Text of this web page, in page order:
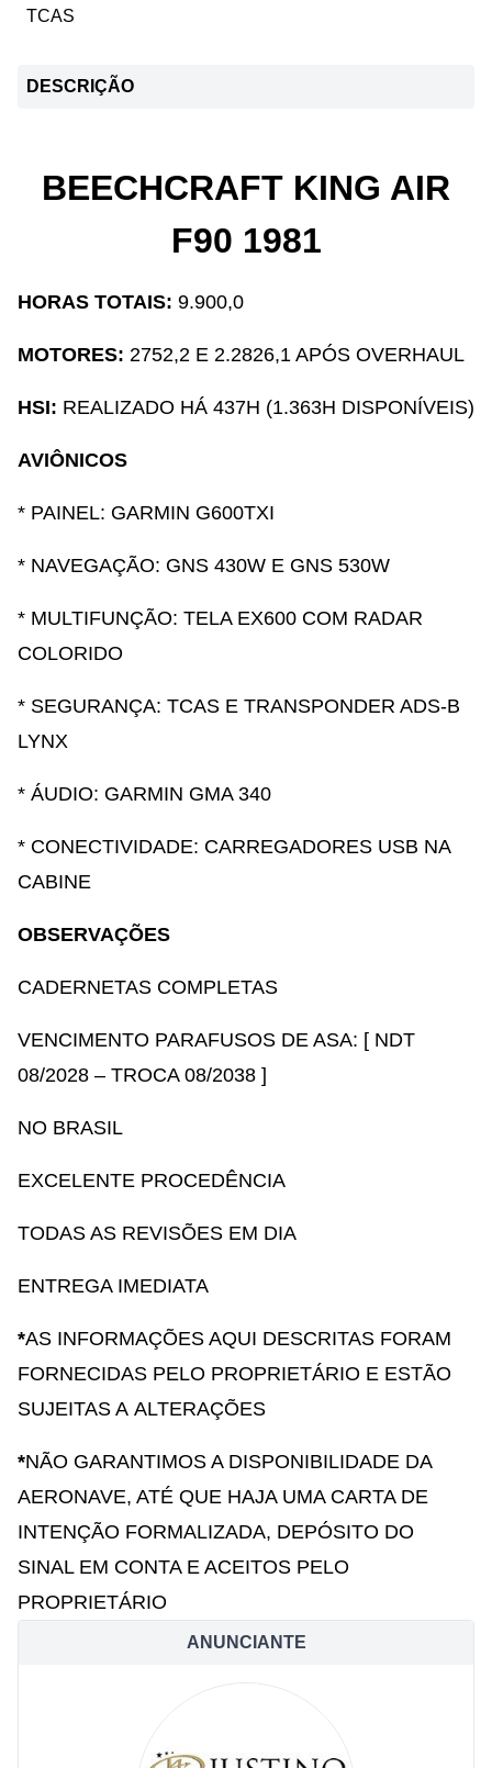
TCAS
DESCRIÇÃO
BEECHCRAFT KING AIR
F90 1981
HORAS TOTAIS: 9.900,0
MOTORES: 2752,2 E 2.2826,1 APÓS OVERHAUL
HSI: REALIZADO HÁ 437H (1.363H DISPONÍVEIS)
AVIÔNICOS
* PAINEL: GARMIN G600TXI
* NAVEGAÇÃO: GNS 430W E GNS 530W
* MULTIFUNÇÃO: TELA EX600 COM RADAR
COLORIDO
* SEGURANÇA: TCAS E TRANSPONDER ADS-B
LYNX
* ÁUDIO: GARMIN GMA 340
* CONECTIVIDADE: CARREGADORES USB NA
CABINE
OBSERVAÇÕES
CADERNETAS COMPLETAS
VENCIMENTO PARAFUSOS DE ASA: [ NDT
08/2028 – TROCA 08/2038 ]
NO BRASIL
EXCELENTE PROCEDÊNCIA
TODAS AS REVISÕES EM DIA
ENTREGA IMEDIATA
*AS INFORMAÇÕES AQUI DESCRITAS FORAM
FORNECIDAS PELO PROPRIETÁRIO E ESTÃO
SUJEITAS A ALTERAÇÕES
*NÃO GARANTIMOS A DISPONIBILIDADE DA
AERONAVE, ATÉ QUE HAJA UMA CARTA DE
INTENÇÃO FORMALIZADA, DEPÓSITO DO
SINAL EM CONTA E ACEITOS PELO
PROPRIETÁRIO
ANUNCIANTE